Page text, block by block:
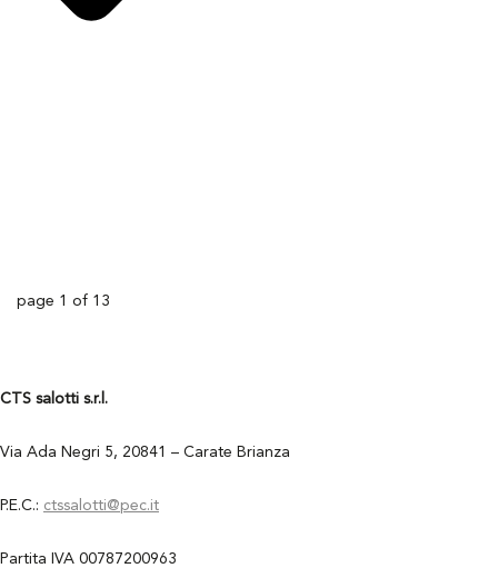
page 1 of 13
CTS salotti s.r.l.
Via Ada Negri 5, 20841 – Carate Brianza
P.E.C.: ctssalotti@pec.it
Partita IVA 00787200963